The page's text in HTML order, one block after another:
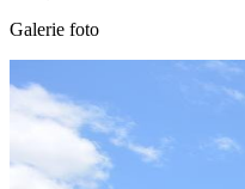
Galerie foto